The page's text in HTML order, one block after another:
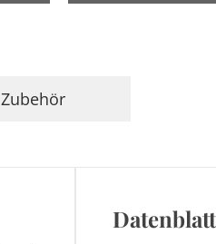
Zubehör
Datenblatt